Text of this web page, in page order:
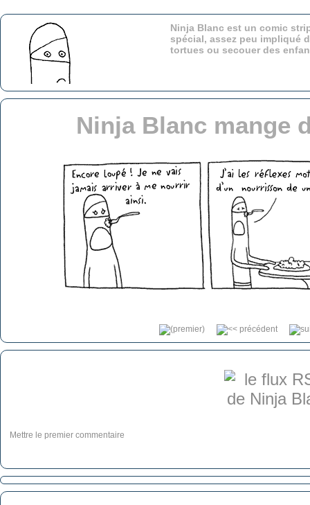
Ninja Blanc est un comic
spécial, assez peu impliqué
tortues ou secouer des
Ninja Blanc mange
Mettre le premier commentaire